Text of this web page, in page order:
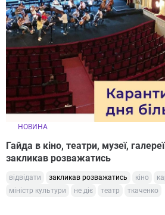
НОВИНА
Гайда в кіно, театри, музеї,
закликав розважатись
відвідати закликав розважатись кіно
міністр культури
не діє театр ткаченко